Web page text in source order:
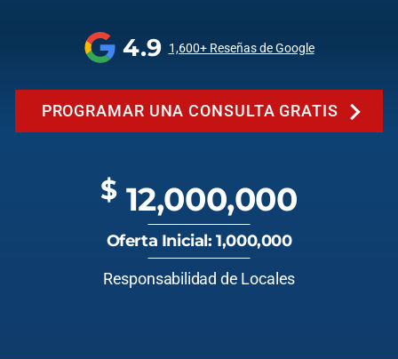
4.9 1,600+ Reseñas de Google
PROGRAMAR UNA CONSULTA GRATIS
$ 12,000,000
Oferta Inicial: 1,000,000
Responsabilidad de Locales